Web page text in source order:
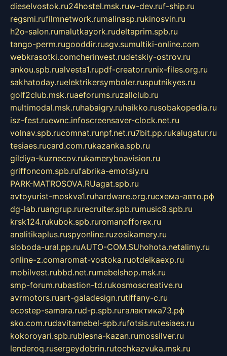
dieselvostok.ru24hostel.msk.ruw-dev.ruf-ship.ru
regsmi.rufilmnetwork.rumalinasp.rukinosvin.ru
h2o-salon.rumalutkayork.rudeltaprim.spb.ru
tango-perm.rugooddir.rusgv.sumultiki-online.com
webkrasotki.comcherinvest.rudetskiy-ostrov.ru
ankou.spb.rualvesta1.rupdf-creator.runix-files.org.ru
sakhatoday.ruelektrikersymboler.rusputnikyes.ru
golf2club.msk.ruaeforums.ruzallclub.ru
multimodal.msk.ruhabaigry.ruhaikko.rusobakopedia.ru
isz-fest.ruewnc.infoscreensaver-clock.net.ru
volnav.spb.rucomnat.runpf.net.ru7bit.pp.rukalugatur.ru
tesiaes.rucard.com.rukazanka.spb.ru
gildiya-kuznecov.rukameryboavision.ru
griffoncom.spb.rufabrika-emotsiy.ru
PARK-MATROSOVA.RUagat.spb.ru
avtoyurist-moskva1.ruhardware.org.ruсхема-авто.рф
dg-lab.ruangrup.rurecruiter.spb.rumusic8.spb.ru
krsk124.rukubok.spb.ruromanofforex.ru
analitikaplus.ruspyonline.ruzosikamery.ru
sloboda-ural.pp.ruAUTO-COM.SUhohota.netalimy.ru
online-z.comaromat-vostoka.ruotdelkaexp.ru
mobilvest.rubbd.net.rumebelshop.msk.ru
smp-forum.rubastion-td.rukosmoscreative.ru
avrmotors.ruart-galadesign.rutiffany-c.ru
ecostep-samara.rud-p.spb.ruгалактика73.рф
sko.com.rudavitamebel-spb.rufotsis.rutesiaes.ru
kokoroyari.spb.rublesna-kazan.rumossilver.ru
lenderoq.rusergeydobrin.rutochkazvuka.msk.ru